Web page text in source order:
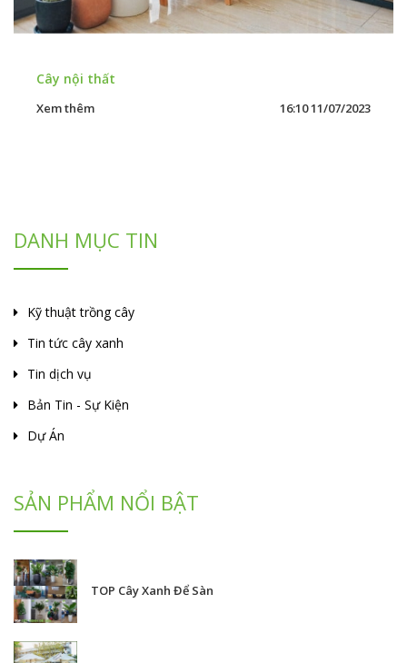
Trang trí cây xanh trong văn phòng
Xem thêm 15:21 18/11/2019
DANH MỤC TIN
Kỹ thuật trồng cây
Tin tức cây xanh
Tin dịch vụ
Bản Tin - Sự Kiện
Dự Án
SẢN PHẨM NỔI BẬT
TOP Cây Xanh Để Sàn